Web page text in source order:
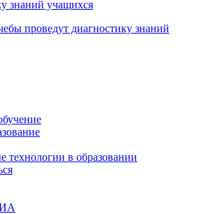
проведут диагностику знаний
в образовании